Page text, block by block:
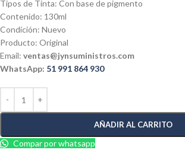
Tipos de Tinta: Con base de pigmento
Contenido: 130ml
Condición: Nuevo
Producto: Original
Email: ventas@jynsuministros.com
WhatsApp: 51 991 864 930
AÑADIR AL CARRITO
Compar por whatsapp